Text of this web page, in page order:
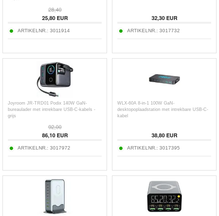
28,40
25,80EUR
ARTIKELNR.: 3011914
32,30EUR
ARTIKELNR.: 3017732
Joyroom JR-TRD01 Podix 140W GaN-
bureaulader met intrekbare USB-C-kabels -
grijs
92,00
86,10EUR
ARTIKELNR.: 3017972
WLX-60A 8-in-1 100W GaN-
desktopoplaadstation met intrekbare USB-C-
kabel
38,80EUR
ARTIKELNR.: 3017395